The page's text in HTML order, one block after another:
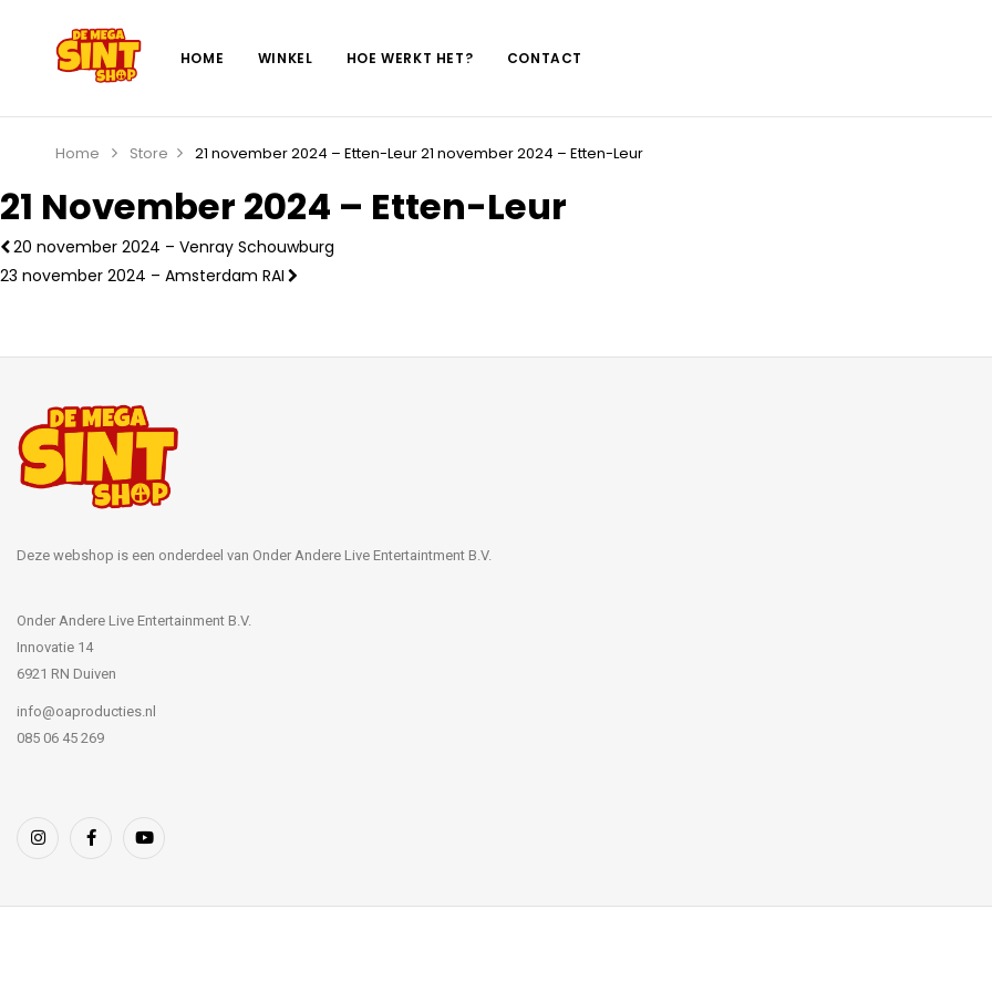
HOME WINKEL HOE WERKT HET? CONTACT
Home Store 21 november 2024 – Etten-Leur21 november 2024 – Etten-Leur
21 November 2024 – Etten-Leur
20 november 2024 – Venray Schouwburg
23 november 2024 – Amsterdam RAI
Deze webshop is een onderdeel van Onder Andere Live Entertaintment B.V.
Onder Andere Live Entertainment B.V.
Innovatie 14
6921 RN Duiven
info@oaproducties.nl
085 06 45 269